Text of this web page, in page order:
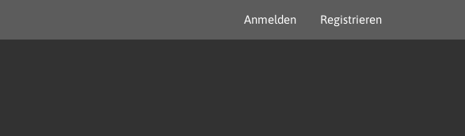
Anmelden Registrieren